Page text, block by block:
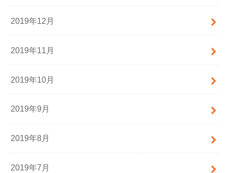
2019年12月
2019年11月
2019年10月
2019年9月
2019年8月
2019年7月